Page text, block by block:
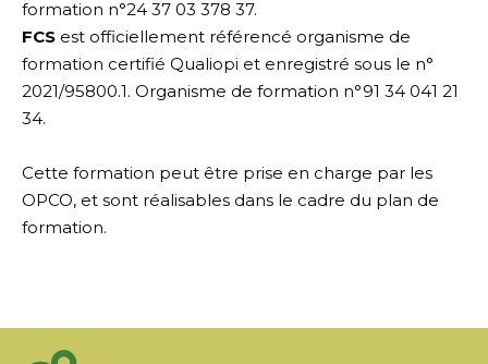
formation n°24 37 03 378 37.
FCS est officiellement référencé organisme de
formation certifié Qualiopi et enregistré sous le n°
2021/95800.1. Organisme de formation n°91 34 041 21
34.
Cette formation peut être prise en charge par les
OPCO, et sont réalisables dans le cadre du plan de
formation.